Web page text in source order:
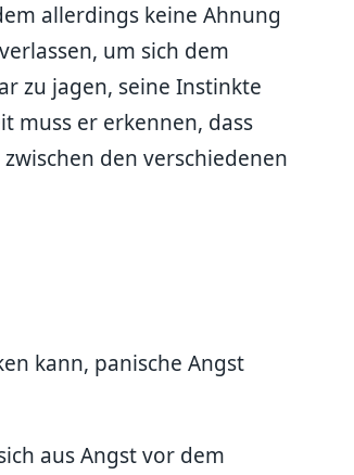
allerdings keine Ahnung
um sich dem
zu jagen, seine Instinkte
muss er erkennen, dass
den verschiedenen
kann, panische Angst
aus Angst vor dem